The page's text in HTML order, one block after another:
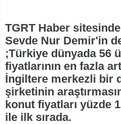
TGRT Haber
Sevde Nur Demir'in
;Türkiye dünyada 56
fiyatlarının en fazla
İngiltere merkezli bir
şirketinin
konut fiyatları yüzde
ile ilk sırada.